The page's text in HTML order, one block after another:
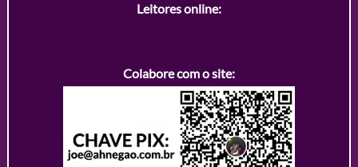
Leitores online:
Colabore com o site: